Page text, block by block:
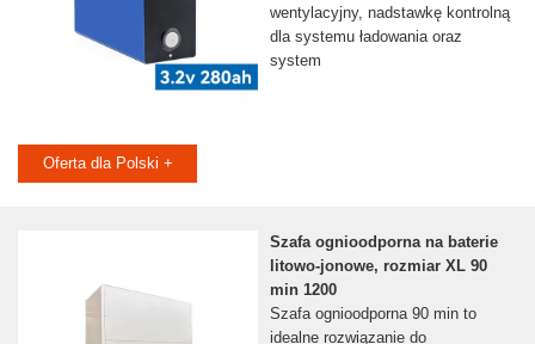
wentylacyjny, nadstawkę kontrolną
dla systemu ładowania oraz
system
Oferta dla Polski +
Szafa ognioodporna na baterie
litowo-jonowe, rozmiar XL 90
min 1200
Szafa ognioodporna 90 min to
idealne rozwiązanie do